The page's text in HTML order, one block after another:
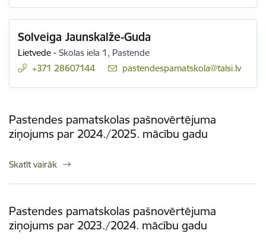
Solveiga Jaunskalže-Guda
Lietvede -Skolas iela 1, Pastende
+371 28607144
E-pasts:
pastendespamatskola@talsi.lv
Pastendes pamatskolas pašnovērtējuma
ziņojums par 2024./2025. mācību gadu
Skatīt vairāk
Pastendes pamatskolas pašnovērtējuma
ziņojums par 2023./2024. mācību gadu